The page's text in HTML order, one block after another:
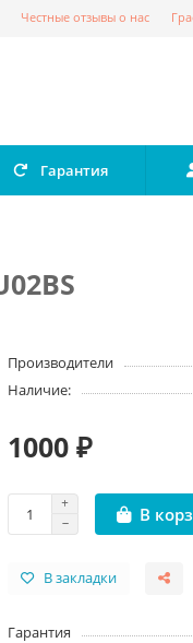
Честные отзывы о нас
Гарантия
Производители
Наличие:
1000 ₽
В
В закладки
Гарантия